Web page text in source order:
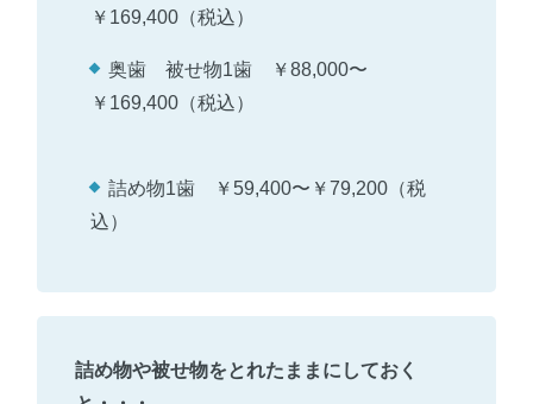
￥169,400（税込）
奥歯 被せ物1歯 ￥88,000〜
￥169,400（税込）
詰め物1歯 ￥59,400〜￥79,200（税
込）
詰め物や被せ物をとれたままにしておく